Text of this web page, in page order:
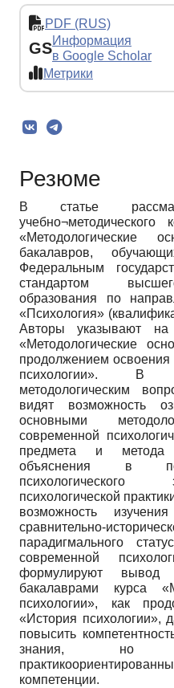
PDF (RUS)
GSИнформация
в Google Scholar
Метрики
Резюме
В статье
«Методологические
бакалавров,
Федеральным
стандартом
образования по
«Психология»
Авторы указывают
«Методологические
продолжением освоения
психологии». В
методологическим
видят возможность
основными
современной
предмета и метода
объяснения в
психологического
психологической
возможность
сравнительно-
парадигмального
современной
формулируют
бакалаврами курса
психологии», как
«История психологии»,
повысить
знания, но и
компетенции.